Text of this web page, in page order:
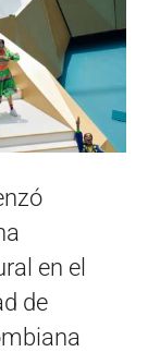
en el
de